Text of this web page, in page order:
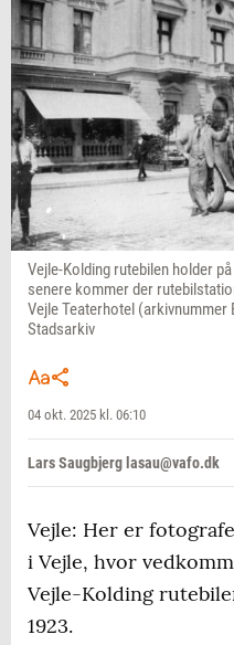
Vejle-Kolding rutebilen holder
senere kommer der
Vejle Teaterhotel
Stadsarkiv
04 okt. 2025 kl. 06:10
Lars Saugbjerg lasau@vafo.dk
Vejle: Her er
i Vejle, hvor
Vejle-Kolding
1923.